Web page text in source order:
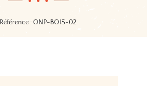
Référence : ONP-BOIS-02